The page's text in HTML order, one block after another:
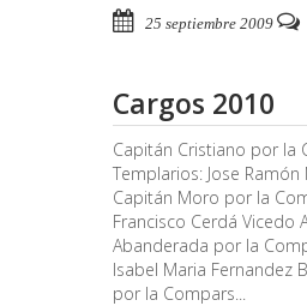
25 septiembre 2009
Cargos 2010
Capitán Cristiano por la
Templarios: Jose Ramón
Capitán Moro por la
Francisco Cerdá Vicedo
Abanderada por la
Isabel Maria Fernandez
por la Compars...